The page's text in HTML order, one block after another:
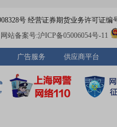
号 经营证券期货业务许可证编
网站备案号:沪ICP备05006054号-11
广告服务 供应商平台